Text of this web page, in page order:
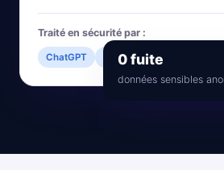
Traité en sécurité par :
ChatGPT Gemini Claude
0 fuite
données sensibles